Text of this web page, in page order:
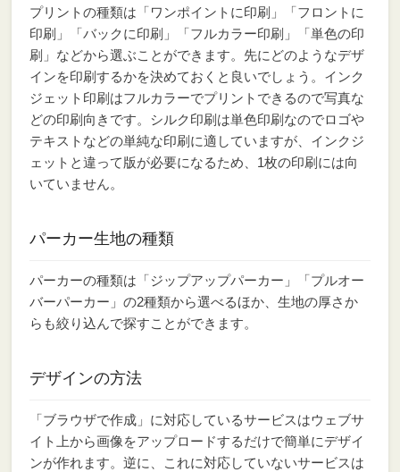
プリントの種類は「ワンポイントに印刷」「フロントに
印刷」「バックに印刷」「フルカラー印刷」「単色の印
刷」などから選ぶことができます。先にどのようなデザ
インを印刷するかを決めておくと良いでしょう。インク
ジェット印刷はフルカラーでプリントできるので写真な
どの印刷向きです。シルク印刷は単色印刷なのでロゴや
テキストなどの単純な印刷に適していますが、インクジ
ェットと違って版が必要になるため、1枚の印刷には向
いていません。
パーカー生地の種類
パーカーの種類は「ジップアップパーカー」「プルオー
バーパーカー」の2種類から選べるほか、生地の厚さか
らも絞り込んで探すことができます。
デザインの方法
「ブラウザで作成」に対応しているサービスはウェブサ
イト上から画像をアップロードするだけで簡単にデザイ
ンが作れます。逆に、これに対応していないサービスは